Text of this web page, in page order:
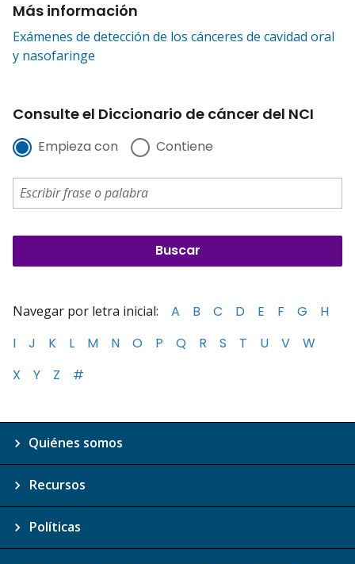
Más información
Exámenes de detección de los cánceres de cavidad oral
y nasofaringe
Consulte el Diccionario de cáncer del NCI
Empieza con Contiene
Navegar por letra inicial: A B C D E F G
H
I
J K L M N O P Q R S T U V
W
X
Y Z #
Quiénes somos
Recursos
Políticas